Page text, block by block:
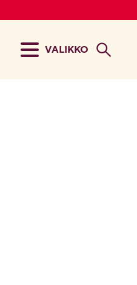
VALIKKO